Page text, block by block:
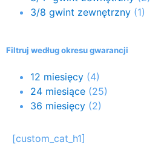
3/8 gwint zewnętrzny (1)
Filtruj według okresu gwarancji
12 miesięcy (4)
24 miesiące (25)
36 miesięcy (2)
[custom_cat_h1]